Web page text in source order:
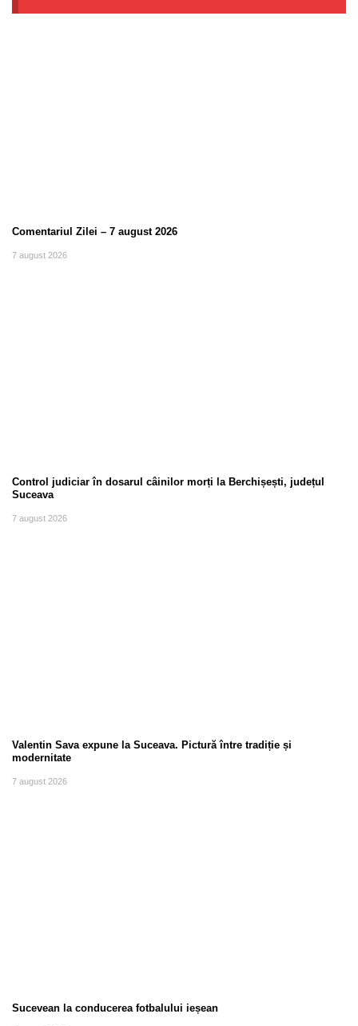
Comentariul Zilei – 7 august 2026
7 august 2026
Control judiciar în dosarul câinilor morți la Berchișești, județul
Suceava
7 august 2026
Valentin Sava expune la Suceava. Pictură între tradiție și
modernitate
7 august 2026
Sucevean la conducerea fotbalului ieșean